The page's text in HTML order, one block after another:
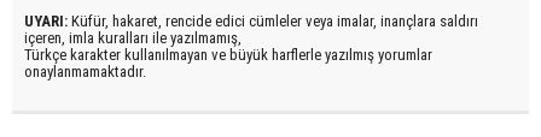
UYARI: Küfür, hakaret, rencide edici cümleler veya imalar, inançlara saldırı
içeren, imla kuralları ile yazılmamış,
Türkçe karakter kullanılmayan ve büyük harflerle yazılmış yorumlar
onaylanmamaktadır.